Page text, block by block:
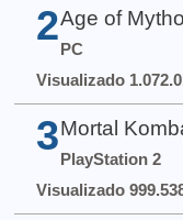
2 Age of
PC
Visualizado
3 Mortal
PlayStation 2
Visualizado